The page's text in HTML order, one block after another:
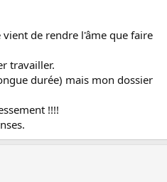
vient de rendre l'âme que faire
travailler.
durée) mais mon dossier
!!!!